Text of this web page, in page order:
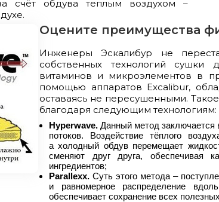
счёт обдува теплым воздухом –
Оцените преимущества
Инженеры Эскалибур не
собственных технологий сушки
витаминов и микроэлементов в
помощью аппаратов Excalibur,
оставаясь не пересушенными.
благодаря следующим технологиям:
Hyperwave. Данный метод заключается
потоков. Воздействие тёплого
а холодный обдув перемещает
сменяют друг друга, обеспечивая
ингредиентов;
Parallexx. Суть этого метода –
и равномерное распределение
обеспечивает сохранение всех